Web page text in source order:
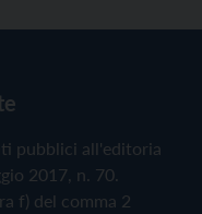
pubblici all'editoria
2017, n. 70.
f) del comma 2